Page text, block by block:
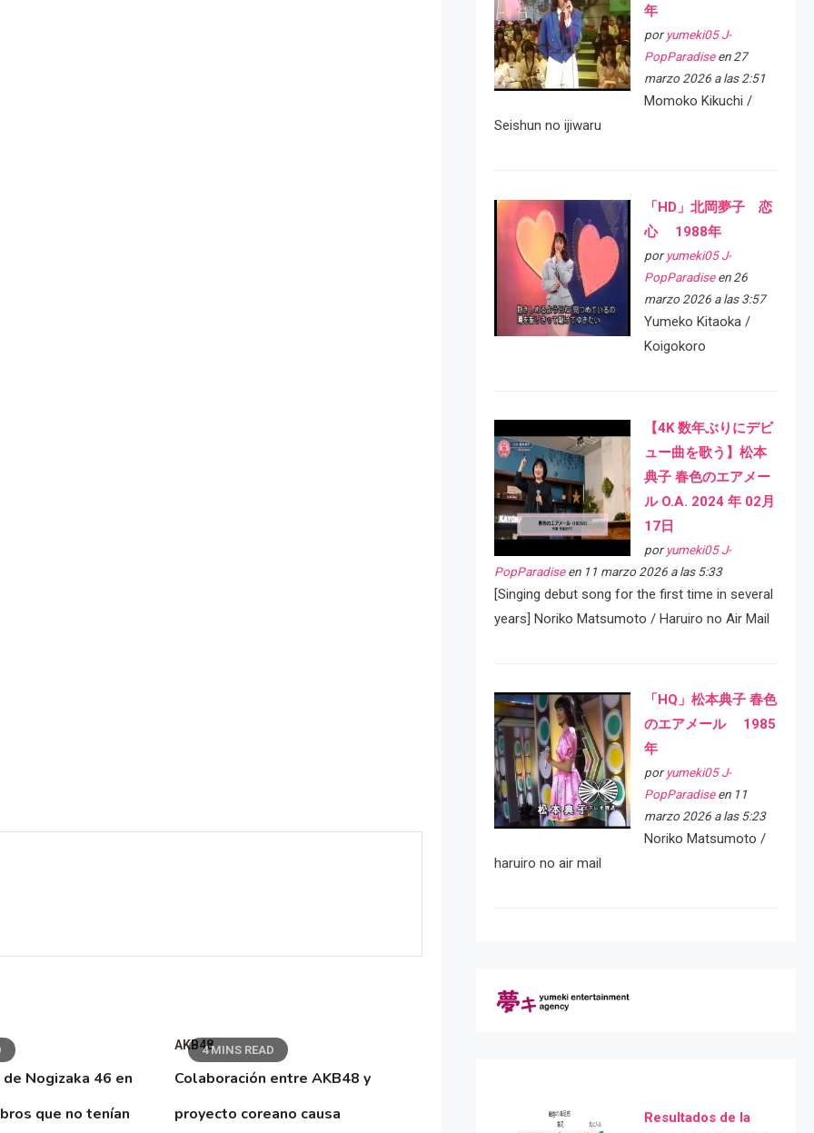
Nogizaka 46 en
que no tenían
4 MINS READ
AKB48
Colaboración entre AKB48 y
proyecto coreano causa
年
por yumeki05 J-
PopParadiseen 27
marzo 2026 a las 2:51
Momoko Kikuchi /
Seishun no ijiwaru
「HD」北岡夢子 恋
心 1988年
por yumeki05 J-
PopParadiseen 26
marzo 2026 a las 3:57
Yumeko Kitaoka /
Koigokoro
【4K 数年ぶりにデビ
ュー曲を歌う】松本
典子 春色のエアメー
ル O.A. 2024 年 02月
17日
por yumeki05 J-
PopParadiseen 11 marzo 2026 a las 5:33
[Singing debut song for the first time in several
years] Noriko Matsumoto / Haruiro no Air Mail
「HQ」松本典子 春色
のエアメール 1985
年
por yumeki05 J-
PopParadiseen 11
marzo 2026 a las 5:23
Noriko Matsumoto /
haruiro no air mail
Resultados de la